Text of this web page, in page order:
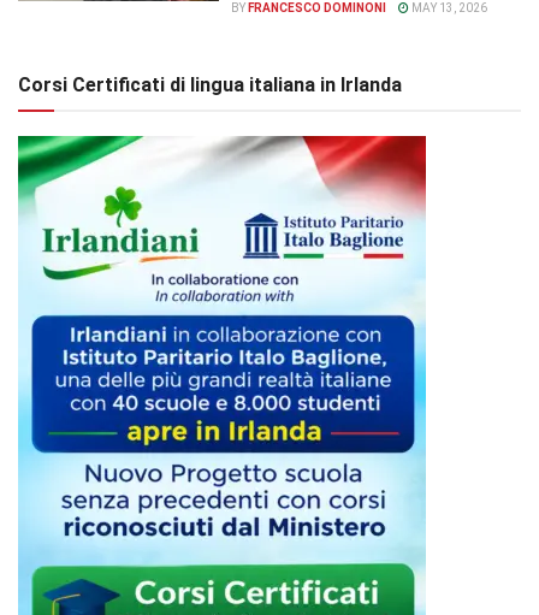
BY FRANCESCO DOMINONI MAY 13, 2026
Corsi Certificati di lingua italiana in Irlanda